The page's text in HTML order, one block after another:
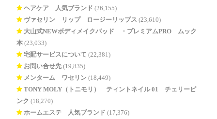
ヘアケア 人気ブランド (26,155)
ヴァセリン リップ ロージーリップス (23,610)
大山式NEWボディメイクパッド®・プレミアムPRO ムック
本 (23,033)
宅配サービスについて (22,381)
お問い合せ先 (19,835)
メンターム ワセリン (18,449)
TONY MOLY（トニモリ） ティントネイル 01 チェリーピ
ンク (18,270)
ホームエステ 人気ブランド (17,376)